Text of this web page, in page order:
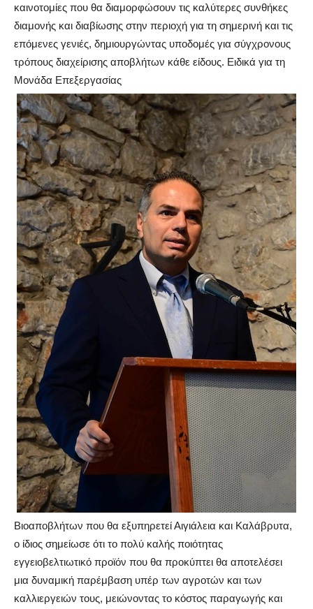
καινοτομίες που θα διαμορφώσουν τις καλύτερες συνθήκες
διαμονής και διαβίωσης στην περιοχή για τη σημερινή και τις
επόμενες γενιές, δημιουργώντας υποδομές για σύγχρονους
τρόπους διαχείρισης αποβλήτων κάθε είδους. Ειδικά για τη
Μονάδα Επεξεργασίας
Βιοαποβλήτων που θα εξυπηρετεί Αιγιάλεια και Καλάβρυτα,
ο ίδιος σημείωσε ότι το πολύ καλής ποιότητας
εγγειοβελτιωτικό προϊόν που θα προκύπτει θα αποτελέσει
μια δυναμική παρέμβαση υπέρ των αγροτών και των
καλλιεργειών τους, μειώνοντας το κόστος παραγωγής και